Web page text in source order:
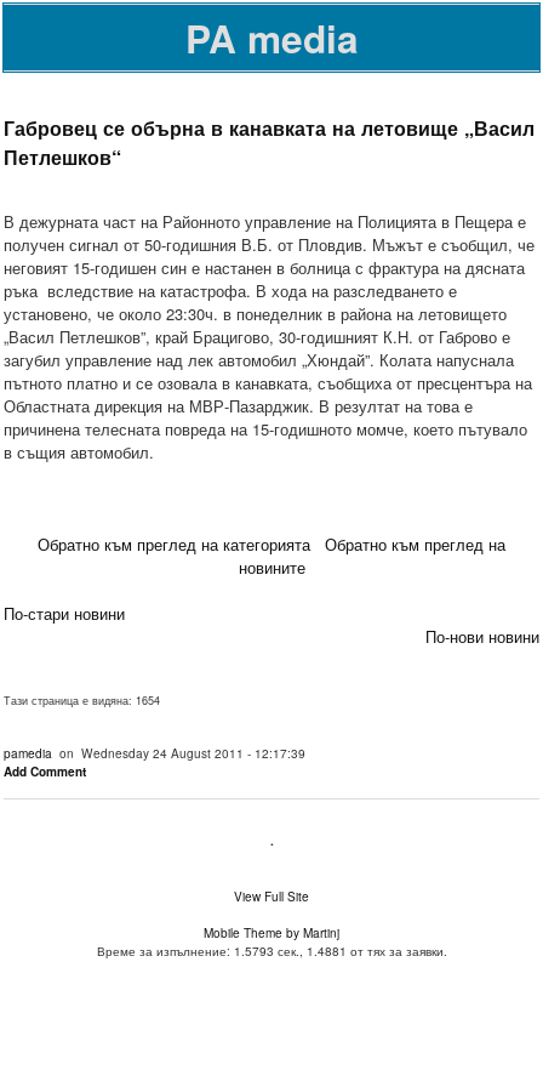
PA media
Габровец се обърна в канавката на летовище „Васил
Петлешков“
В дежурната част на Районното управление на Полицията в Пещера е
получен сигнал от 50-годишния В.Б. от Пловдив. Мъжът е съобщил, че
неговият 15-годишен син е настанен в болница с фрактура на дясната
ръка вследствие на катастрофа. В хода на разследването е
установено, че около 23:30ч. в понеделник в района на летовището
„Васил Петлешков”, край Брацигово, 30-годишният К.Н. от Габрово е
загубил управление над лек автомобил „Хюндай”. Колата напуснала
пътното платно и се озовала в канавката, съобщиха от пресцентъра на
Областната дирекция на МВР-Пазарджик. В резултат на това е
причинена телесната повреда на 15-годишното момче, което пътувало
в същия автомобил.
Обратно към преглед на категорията
Обратно към преглед на
новините
По-стари новини
По-нови новини
Тази страница е видяна: 1654
pamedia on Wednesday 24 August 2011 - 12:17:39
Add Comment
.
View Full Site
Mobile Theme by Martinj
Време за изпълнение: 1.5793 сек., 1.4881 от тях за заявки.